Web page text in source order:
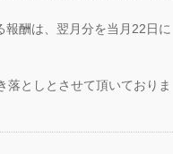
酬は、翌月分を当月22日に
落としとさせて頂いておりま